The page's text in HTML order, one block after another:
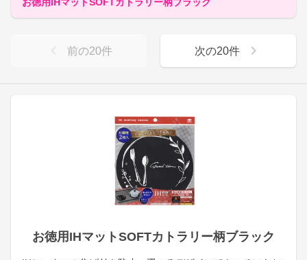
お徳用IHマットSOFTカトラリー柄ブラック
前の20件 次の20件